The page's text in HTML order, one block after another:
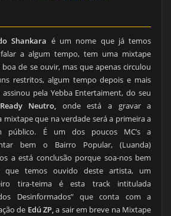
Shankara é um nome que já temos
a algum tempo, tem uma mixtape
boa de se ouvir, mas que apenas circulou
restritos, algum tempo depois e mais
pela Yebba Entertaiment, do seu
Ready Neutro, onde está a gravar a
mixtape que na verdade será a primeira a
público. É um dos poucos MC’s a
bem o Bairro Popular, (Luanda)
a está conclusão porque soa-nos bem
temos ouvido deste artista, um
tira-teima é esta track intitulada
Desinformados” que conta com a
de Edú ZP,a sairem breve na Mixtape